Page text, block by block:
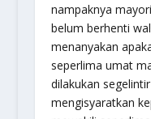
nampaknya
belum berhenti
menanyakan
seperlima umat
dilakukan
mengisyaratkan